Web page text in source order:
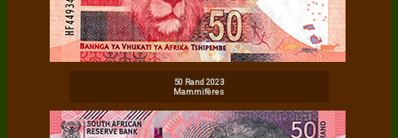
50 Rand 2023
Mammifères